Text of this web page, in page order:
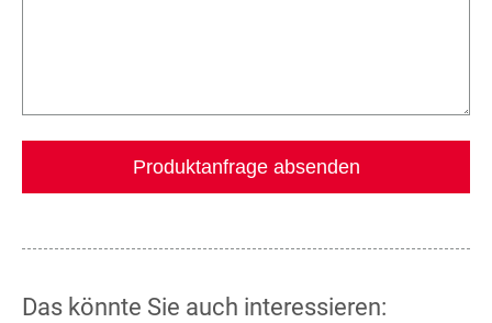
Das könnte Sie auch interessieren: